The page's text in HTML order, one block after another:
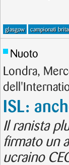
glasgow campionati
Nuoto
Londra,
ISL:
Il ranista
firmato un
ucraino